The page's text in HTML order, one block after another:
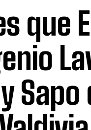
que
Sapo